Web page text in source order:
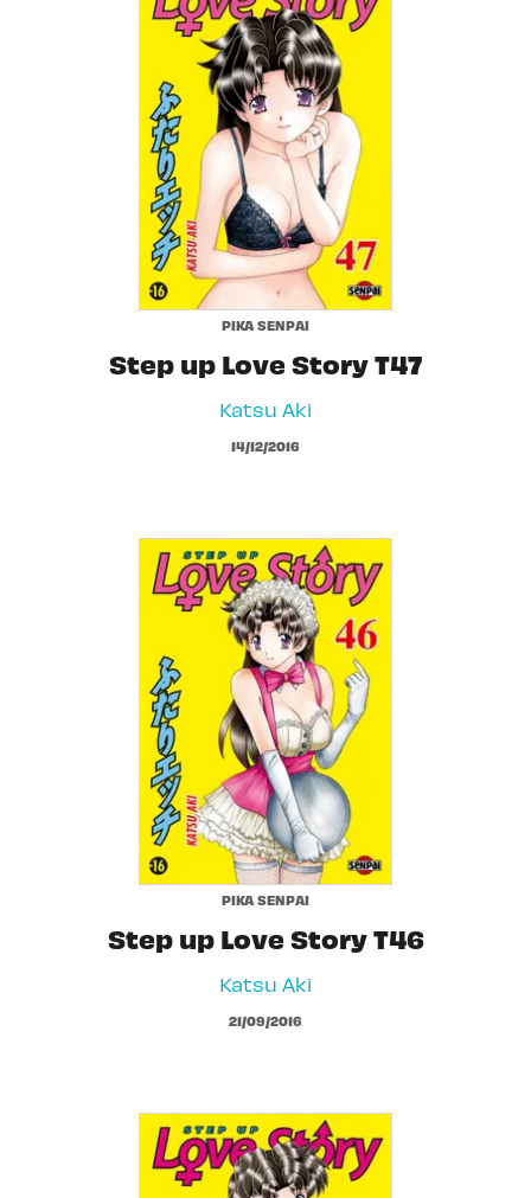
PIKA SENPAI
Step up Love Story T47
Katsu Aki
14/12/2016
PIKA SENPAI
Step up Love Story T46
Katsu Aki
21/09/2016